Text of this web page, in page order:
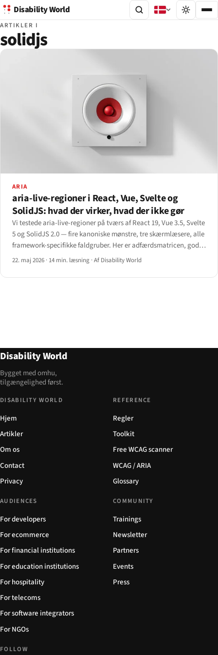
Disability World
ARTIKLER I
solidjs
ARIA
aria-live-regioner i React, Vue, Svelte og
SolidJS: hvad der virker, hvad der ikke gør
Vi testede aria-live-regioner på tværs af React 19, Vue 3.5, Svelte
5 og SolidJS 2.0 — fire kanoniske mønstre, tre skærmlæsere, alle
framework-specifikke faldgruber. Her er adfærdsmatricen, god-
vs-dårlig kode og spillebogen.
22. maj 2026 · 14 min. læsning ·Af Disability World
Disability World
Bygget med omhu,
tilgængelighed først.
DISABILITY WORLD
Hjem
Artikler
Om os
Contact
Privacy
REFERENCE
Regler
Toolkit
Free WCAG scanner
WCAG / ARIA
Glossary
AUDIENCES
For developers
For ecommerce
For financial institutions
For education institutions
For hospitality
For telecoms
For software integrators
For NGOs
COMMUNITY
Trainings
Newsletter
Partners
Events
Press
FOLLOW